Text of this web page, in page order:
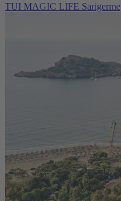
TUI MAGIC LIFE Sarigerme